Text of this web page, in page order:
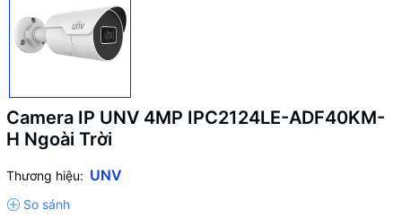
Camera IP UNV 4MP IPC2124LE-ADF40KM-
H Ngoài Trời
Thương hiệu: UNV